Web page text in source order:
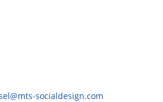
socialdesign.com